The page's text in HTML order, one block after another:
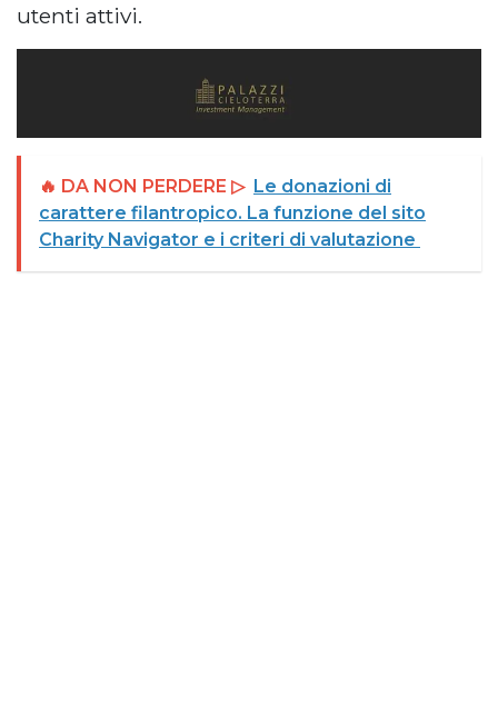
utenti attivi.
🔥 DA NON PERDERE ▷ Le donazioni di
carattere filantropico. La funzione del sito
Charity Navigator e i criteri di valutazione